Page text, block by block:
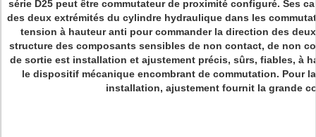
série D25 peut être commutateur de proximité configuré. Ses
des deux extrémités du cylindre hydraulique dans les
tension à hauteur anti pour commander la direction des
structure des composants sensibles de non contact, de non
de sortie est installation et ajustement précis, sûrs, fiables, à
le dispositif mécanique encombrant de commutation. Pour
installation, ajustement fournit la grande